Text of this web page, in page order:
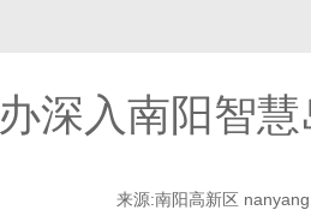
深入南阳智
来源:南阳高新区 nanyang